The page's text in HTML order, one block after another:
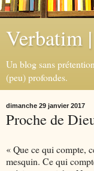
Verbatim
Un blog sans
(peu) profondes.
dimanche 29 janvier 2017
Proche de
« Que ce qui compte,
mesquin. Ce qui